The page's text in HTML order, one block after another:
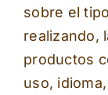
sobre el
realizando,
productos
uso,